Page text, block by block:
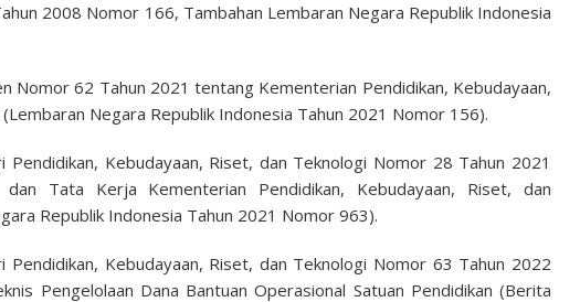
2008 Nomor 166, Tambahan Lembaran Negara Republik Indonesia
Nomor 62 Tahun 2021 tentang Kementerian Pendidikan, Kebudayaan,
Negara Republik Indonesia Tahun 2021 Nomor 156).
Kebudayaan, Riset, dan Teknologi Nomor 28 Tahun 2021
Tata Kerja Kementerian Pendidikan, Kebudayaan, Riset, dan
Republik Indonesia Tahun 2021 Nomor 963).
Pendidikan, Kebudayaan, Riset, dan Teknologi Nomor 63 Tahun 2022
Pengelolaan Dana Bantuan Operasional Satuan Pendidikan (Berita